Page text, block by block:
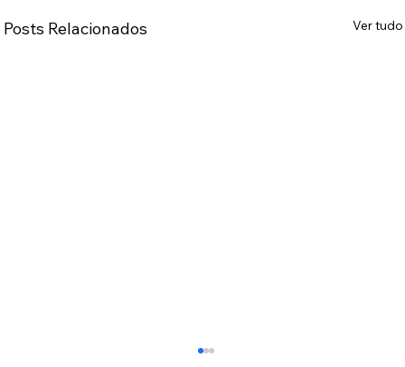
Posts Relacionados Ver tudo